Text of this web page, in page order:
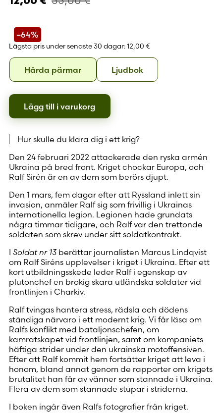
–64%
Lägsta pris under senaste 30 dagar:12,00 €
Format
Hårda pärmarHårda
pärmar
LjudbokLjudbok
Lägg till i varukorg
Hur skulle du klara dig i ett krig?
Den 24 februari 2022 attackerade den ryska armén
Ukraina på bred front. Kriget chockar Europa, och
Ralf Sirén är en av dem som berörs djupt.
Den 1 mars, fem dagar efter att Ryssland inlett sin
invasion, anmäler Ralf sig som frivillig i Ukrainas
internationella legion. Legionen hade grundats
några timmar tidigare, och Ralf var den trettonde
soldaten som skrev under sitt soldatkontrakt.
I Soldat nr 13berättar journalisten Marcus Lindqvist
om Ralf Siréns upplevelser i kriget i Ukraina. Efter ett
kort utbildningsskede leder Ralf i egenskap av
plutonchef en brokig skara utländska soldater vid
frontlinjen i Charkiv.
Ralf tvingas hantera stress, rädsla och dödens
ständiga närvaro i ett modernt krig. Vi får läsa om
Ralfs konflikt med bataljonschefen, om
kamratskapet vid frontlinjen, samt om kompaniets
häftiga strider under den ukrainska motoffensiven.
Efter att Ralf kommit hem fortsätter kriget att leva i
honom, bland annat genom de rapporter om krigets
brutalitet han får av vänner som stannade i Ukraina.
Flera av dem som stannade stupar i striderna.
I boken ingår även Ralfs fotografier från kriget.